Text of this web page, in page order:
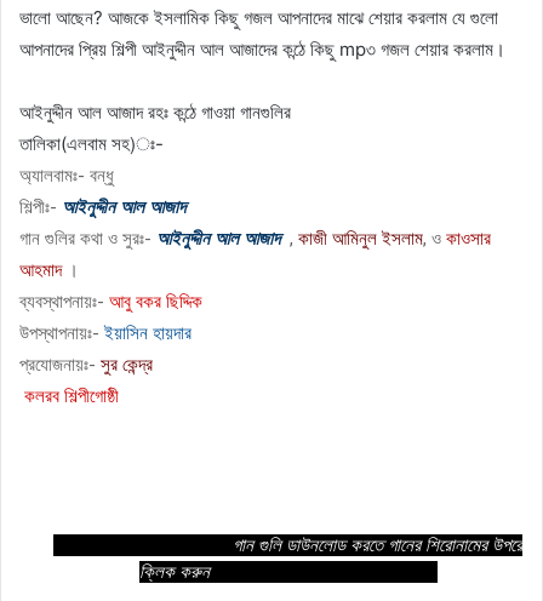
ভালো আছেন? আজকে ইসলামিক কিছু গজল আপনাদের মাঝে শেয়ার করলাম যে গুলো
আপনাদের প্রিয় শিল্পী আইনুদ্দীন আল আজাদের কন্ঠে কিছু mp৩ গজল শেয়ার করলাম।
আইনুদ্দীন আল আজাদ রহঃ কন্ঠে গাওয়া গানগুলির
তালিকা(এলবাম সহ)ঃ-
অ্যালবামঃ- বন্ধু
শিল্পীঃ- আইনুদ্দীন আল আজাদ
গান গুলির কথা ও সুরঃ- আইনুদ্দীন আল আজাদ, কাজী আমিনুল ইসলাম, ও কাওসার
আহমাদ।
ব্যবস্থাপনায়ঃ- আবু বকর ছিদ্দিক
উপস্থাপনায়ঃ-ইয়াসিন হায়দার
প্রযোজনায়ঃ- সুর কেন্দ্র
কলরব শিল্পীগোষ্ঠী
গান গুলি ডাউনলোড করতে গানের শিরোনামের উপরে
ক্লিক করুন